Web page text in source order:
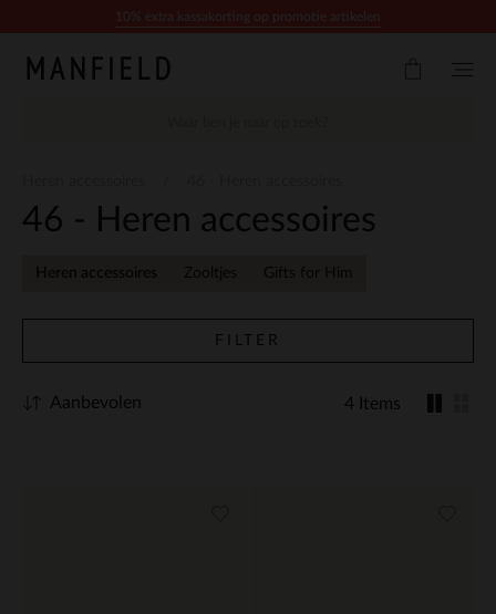
46 - Heren accessoires
Heren accessoires Zooltjes Gifts for Him
FILTER
4 Items
Aanbevolen